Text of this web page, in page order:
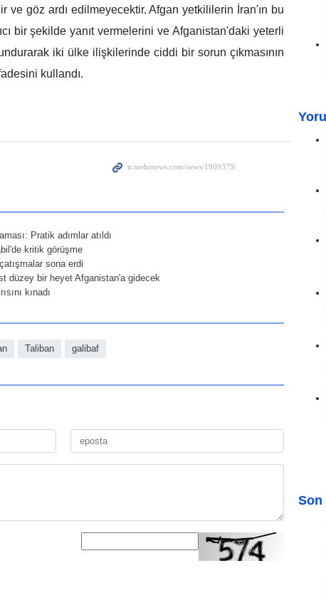
ve göz ardı edilmeyecektir. Afgan yetkililerin İran'ın bu
bir şekilde yanıt vermelerini ve Afganistan'daki yeterli
iki ülke ilişkilerinde ciddi bir sorun çıkmasının
kullandı.
Pratik adımlar atıldı
kritik görüşme
sona erdi
düzey bir heyet Afganistan'a gidecek
kınadı
Taliban galibaf
Son